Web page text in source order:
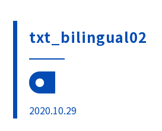
txt_bilingual02
2020.10.29